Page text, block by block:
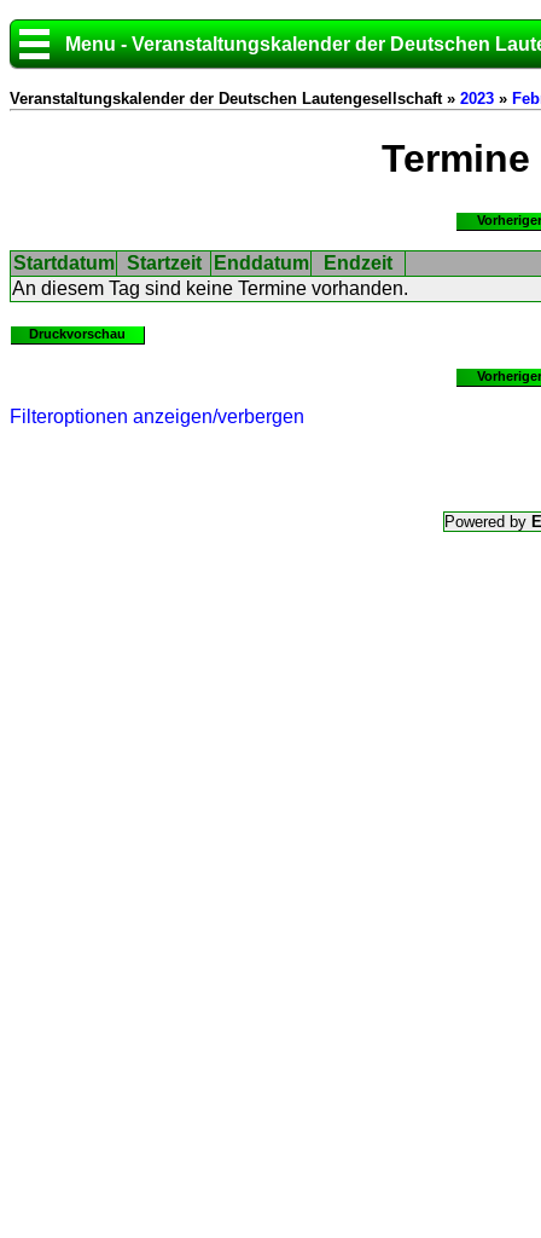
Menu - Veranstaltungskalender der Deutschen
Veranstaltungskalender der Deutschen Lautengesellschaft » 2023 »
Termine
Startdatum Startzeit Enddatum
Endzeit
An diesem Tag sind keine Termine vorhanden.
Druckvorschau
Filteroptionen anzeigen/verbergen
Powered by